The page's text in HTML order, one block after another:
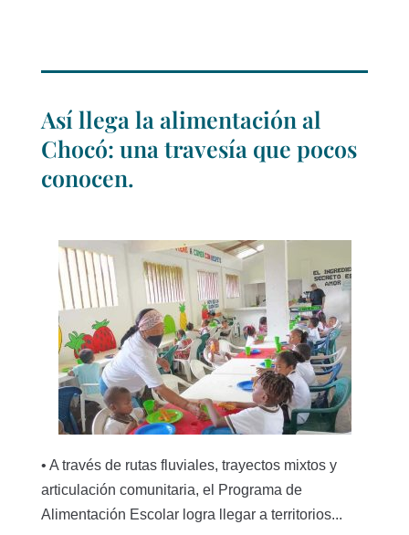
Así llega la alimentación al
Chocó: una travesía que pocos
conocen.
• A través de rutas fluviales, trayectos mixtos y
articulación comunitaria, el Programa de
Alimentación Escolar logra llegar a territorios...